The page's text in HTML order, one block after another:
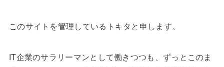
このサイトを管理しているトキタと申します。
IT企業のサラリーマンとして働きつつも、ずっとこのま